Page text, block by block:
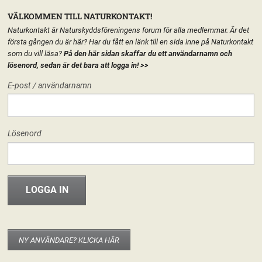
FORUM
FÖRENINGEN
SJ
VÄLKOMMEN TILL NATURKONTAKT!
Naturkontakt är Naturskyddsföreningens forum för alla medlemmar. Är det
första gången du är här? Har du fått en länk till en sida inne på Naturkontakt
som du vill läsa? På den här sidan skaffar du ett användarnamn och
lösenord, sedan är det bara att logga in!>>
E-post / användarnamn
Lösenord
NY ANVÄNDARE? KLICKA HÄR